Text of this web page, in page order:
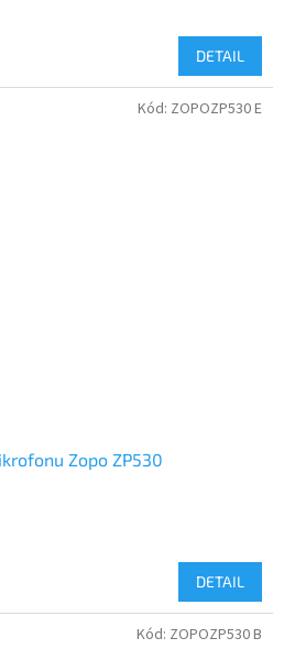
DETAIL
Zopo ZP530
DETAIL
Kód: ZOPOZP530 E
Kód: ZOPOZP530 B